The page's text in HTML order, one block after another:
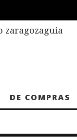
DE COMPRAS